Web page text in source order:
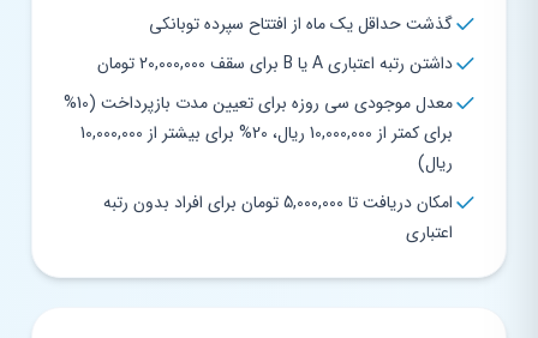
گذشت حداقل یک ماه از افتتاح سپرده توبانکی
داشتن رتبه اعتباری A یا B برای سقف 20,000,000 تومان
معدل موجودی سی روزه برای تعیین مدت بازپرداخت (10%
برای کمتر از 10,000,000 ریال، 20% برای بیشتر از 10,000,000
ریال)
امکان دریافت تا 5,000,000 تومان برای افراد بدون رتبه
اعتباری